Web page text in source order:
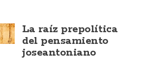
La raíz prepolítica
del pensamiento
joseantoniano